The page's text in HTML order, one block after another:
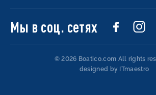
Мы в соц. сетях
© 2026 Boatico.com All rights
designed by ITmaestro